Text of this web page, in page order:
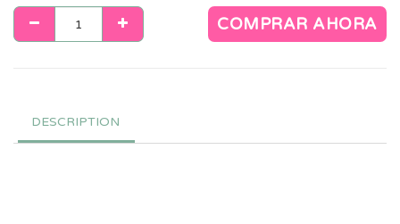
COMPRAR AHORA
DESCRIPTION